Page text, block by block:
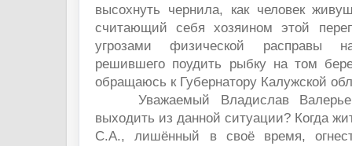
высохнуть чернила, как человек
считающий себя хозяином этой
угрозами физической расправы
решившего поудить рыбку на том
обращаюсь к Губернатору Калужской
Уважаемый Владислав
выходить из данной ситуации? Когда
С.А., лишённый в своё время,